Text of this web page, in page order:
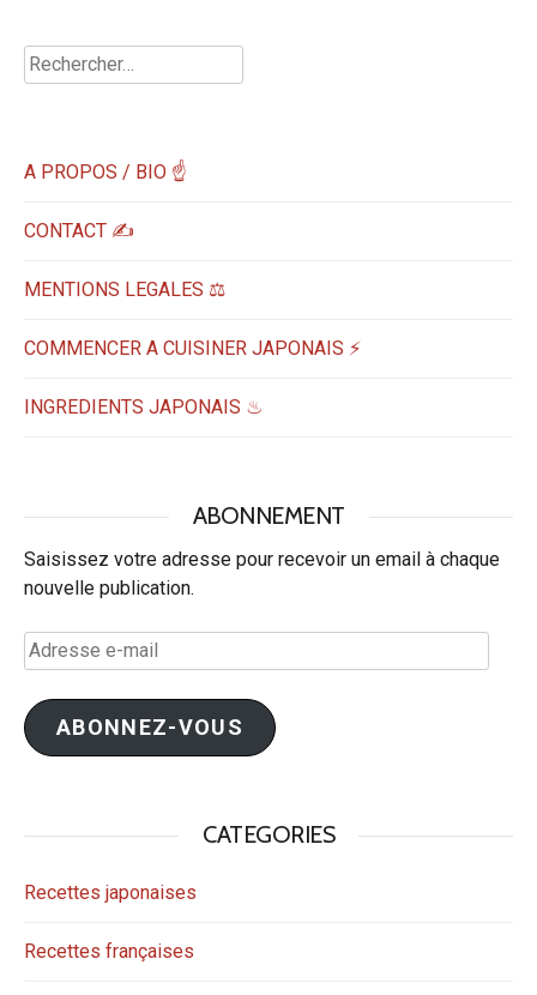
Rechercher :
A PROPOS / BIO ☝
CONTACT ✍️
MENTIONS LEGALES ⚖️
COMMENCER A CUISINER JAPONAIS ⚡
INGREDIENTS JAPONAIS ♨
ABONNEMENT
Saisissez votre adresse pour recevoir un email à chaque
nouvelle publication.
Adresse
e-
mail
ABONNEZ-VOUS
CATEGORIES
Recettes japonaises
Recettes françaises